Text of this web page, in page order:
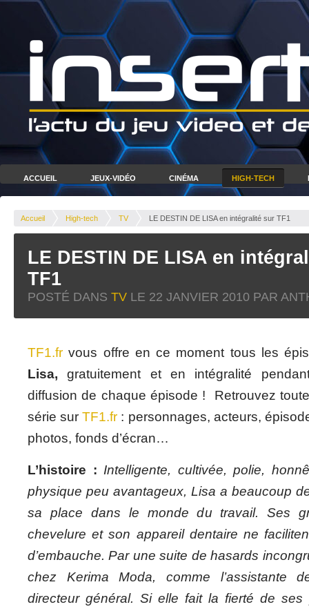
ACCUEIL JEUX-VIDÉO CINÉMA HIGH-TECH
Accueil High-tech TV LE DESTIN DE LISA en intégralité sur TF1
LE DESTIN DE LISA en
TF1
POSTÉ DANS TV LE 22 JANVIER 2010 PAR
TF1.fr vous offre en ce moment tous les
Lisa, gratuitement et en intégralité
diffusion de chaque épisode ! Retrouvez
série surTF1.fr : personnages, acteurs,
photos, fonds d’écran…
L’histoire : Intelligente, cultivée, polie,
physique peu avantageux, Lisa a beaucoup
sa place dans le monde du travail. Ses
chevelure et son appareil dentaire ne
d’embauche. Par une suite de hasards
chez Kerima Moda, comme l’assistante
directeur général. Si elle fait la fierté de ses